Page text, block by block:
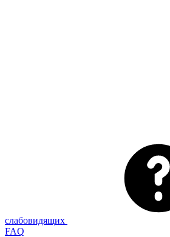
слабовидящих
FAQ